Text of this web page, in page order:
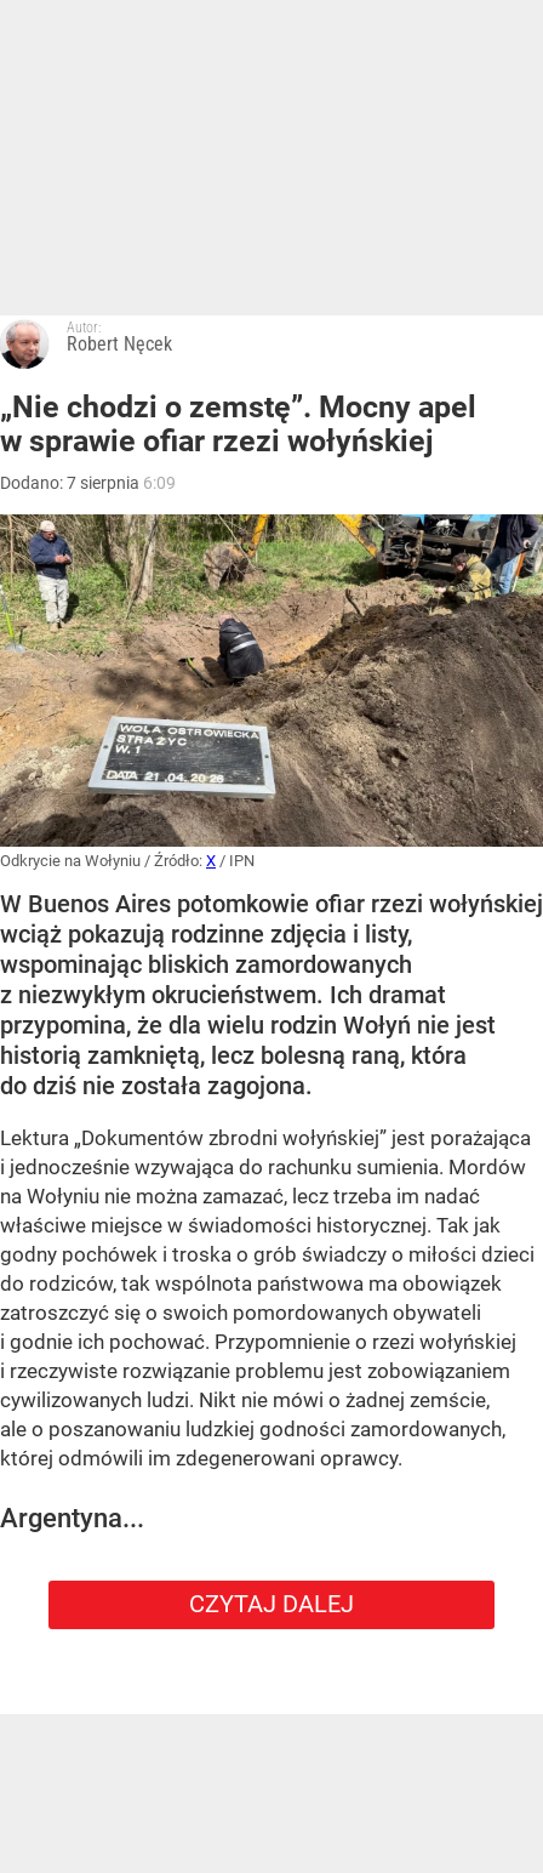
Autor:
Robert Nęcek
„Nie chodzi o zemstę”. Mocny apel
w sprawie ofiar rzezi wołyńskiej
Dodano:7 sierpnia 6:09
Odkrycie na Wołyniu / Źródło: X / IPN
W Buenos Aires potomkowie ofiar rzezi wołyńskiej
wciąż pokazują rodzinne zdjęcia i listy,
wspominając bliskich zamordowanych
z niezwykłym okrucieństwem. Ich dramat
przypomina, że dla wielu rodzin Wołyń nie jest
historią zamkniętą, lecz bolesną raną, która
do dziś nie została zagojona.
Lektura „Dokumentów zbrodni wołyńskiej” jest porażająca
i jednocześnie wzywająca do rachunku sumienia. Mordów
na Wołyniu nie można zamazać, lecz trzeba im nadać
właściwe miejsce w świadomości historycznej. Tak jak
godny pochówek i troska o grób świadczy o miłości dzieci
do rodziców, tak wspólnota państwowa ma obowiązek
zatroszczyć się o swoich pomordowanych obywateli
i godnie ich pochować. Przypomnienie o rzezi wołyńskiej
i rzeczywiste rozwiązanie problemu jest zobowiązaniem
cywilizowanych ludzi. Nikt nie mówi o żadnej zemście,
ale o poszanowaniu ludzkiej godności zamordowanych,
której odmówili im zdegenerowani oprawcy.
Argentyna...
CZYTAJ DALEJ